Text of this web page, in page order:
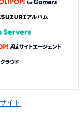
イト